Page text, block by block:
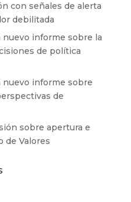
con señales de alerta
debilitada
nuevo informe sobre la
de política
nuevo informe sobre
de
sobre apertura e
de Valores